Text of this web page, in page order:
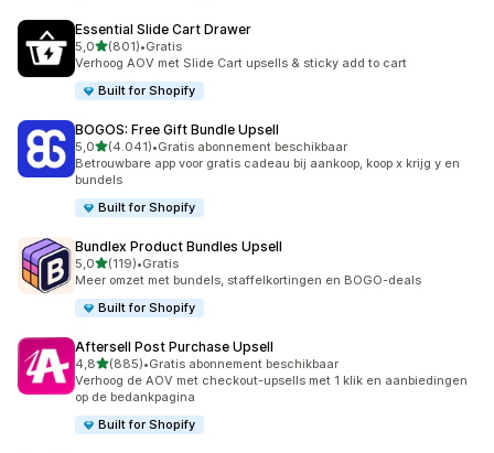
Essential Slide Cart Drawer
5,0van 5 sterren
(801)
801 recensies in totaal
•Gratis
Verhoog AOV met Slide Cart upsells & sticky add to cart
Built for Shopify
BOGOS: Free Gift Bundle Upsell
5,0van 5 sterren
(4.041)
4041 recensies in totaal
•Gratis abonnement beschikbaar
Betrouwbare app voor gratis cadeau bij aankoop, koop x krijg y en
bundels
Built for Shopify
Bundlex Product Bundles Upsell
5,0van 5 sterren
(119)
119 recensies in totaal
•Gratis
Meer omzet met bundels, staffelkortingen en BOGO-deals
Built for Shopify
Aftersell Post Purchase Upsell
4,8van 5 sterren
(885)
885 recensies in totaal
•Gratis abonnement beschikbaar
Verhoog de AOV met checkout-upsells met 1 klik en aanbiedingen
op de bedankpagina
Built for Shopify